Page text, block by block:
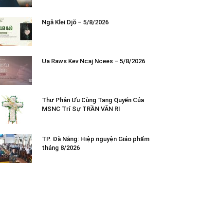
Ngă Klei Djŏ – 5/8/2026
Ua Raws Kev Ncaj Ncees – 5/8/2026
Thư Phân Ưu Cùng Tang Quyến Của
MSNC Trí Sự TRẦN VĂN RI
TP. Đà Nẵng: Hiệp nguyện Giáo phẩm
tháng 8/2026